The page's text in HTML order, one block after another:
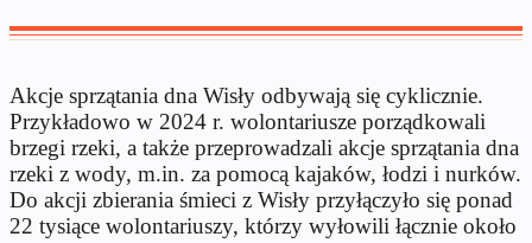
Akcje sprzątania dna Wisły odbywają się cyklicznie.
Przykładowo w 2024 r. wolontariusze porządkowali
brzegi rzeki, a także przeprowadzali akcje sprzątania dna
rzeki z wody, m.in. za pomocą kajaków, łodzi i nurków.
Do akcji zbierania śmieci z Wisły przyłączyło się ponad
22 tysiące wolontariuszy, którzy wyłowili łącznie około